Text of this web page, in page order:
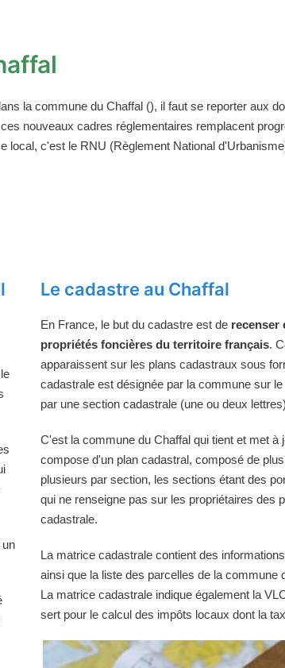
la commune du Chaffal (), il faut se reporter aux
nouveaux cadres réglementaires remplacent
c'est le RNU (Règlement National
Le cadastre au Chaffal
En France, le but du cadastre est de recenser
propriétés foncières du territoire français.
apparaissent sur les plans cadastraux sous
cadastrale est désignée par la commune sur
par une section cadastrale (une ou deux
C'est la commune du Chaffal qui tient et met à
compose d'un plan cadastral, composé de
plusieurs par section, les sections étant des
qui ne renseigne pas sur les propriétaires des
cadastrale.
La matrice cadastrale contient des
ainsi que la liste des parcelles de la commune
La matrice cadastrale indique également la
sert pour le calcul des impôts locaux dont la